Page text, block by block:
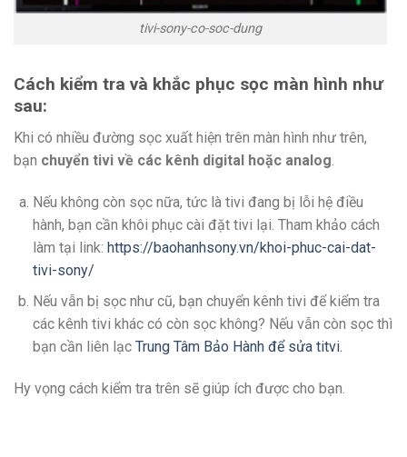
tivi-sony-co-soc-dung
Cách kiểm tra và khắc phục sọc màn hình như
sau:
Khi có nhiều đường sọc xuất hiện trên màn hình như trên,
bạn chuyển tivi về các kênh digital hoặc analog
Nếu không còn sọc nữa, tức là tivi đang bị lỗi hệ điều
hành, bạn cần khôi phục cài đặt tivi lại. Tham khảo cách
làm tại link: https://baohanhsony.vn/khoi-phuc-cai-dat-
tivi-sony/
Nếu vẫn bị sọc như cũ, bạn chuyển kênh tivi để kiểm tra
các kênh tivi khác có còn sọc không? Nếu vẫn còn sọc thì
bạn cần liên lạc Trung Tâm Bảo Hành để sửa titvi.
Hy vọng cách kiểm tra trên sẽ giúp ích được cho bạn.